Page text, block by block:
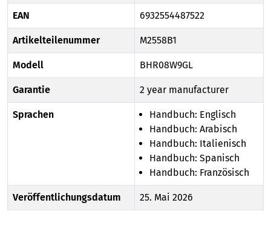
EAN 6932554487522
Artikelteilenummer M2558B1
Modell BHR08W9GL
Garantie 2 year manufacturer
Sprachen
Handbuch: Englisch
Handbuch: Arabisch
Handbuch: Italienisch
Handbuch: Spanisch
Handbuch: Französisch
Veröffentlichungsdatum 25. Mai 2026